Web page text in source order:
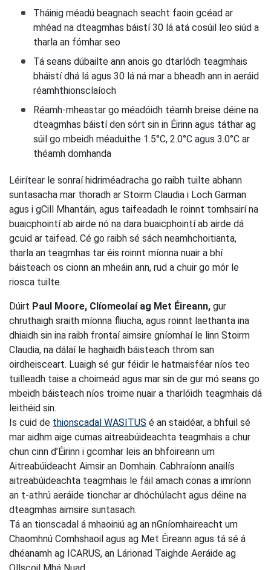
Tháinig méadú beagnach seacht faoin gcéad ar
mhéad na dteagmhas báistí 30 lá atá cosúil leo siúd a
tharla an fómhar seo
Tá seans dúbailte ann anois go dtarlódh teagmhais
bháistí dhá lá agus 30 lá ná mar a bheadh ann in aeráid
réamhthionsclaíoch
Réamh-mheastar go méadóidh téamh breise déine na
dteagmhas báistí den sórt sin in Éirinn agus táthar ag
súil go mbeidh méaduithe 1.5°C, 2.0°C agus 3.0°C ar
théamh domhanda
Léirítear le sonraí hidriméadracha go raibh tuilte abhann
suntasacha mar thoradh ar Stoirm Claudia i Loch Garman
agus i gCill Mhantáin, agus taifeadadh le roinnt tomhsairí na
buaicphointí ab airde nó na dara buaicphointí ab airde dá
gcuid ar taifead. Cé go raibh sé sách neamhchoitianta,
tharla an teagmhas tar éis roinnt míonna nuair a bhí
báisteach os cionn an mheáin ann, rud a chuir go mór le
riosca tuilte.
Dúirt Paul Moore, Clíomeolaí ag Met Éireann, gur
chruthaigh sraith míonna fliucha, agus roinnt laethanta ina
dhiaidh sin ina raibh frontaí aimsire gníomhaí le linn Stoirm
Claudia, na dálaí le haghaidh báisteach throm san
oirdheisceart. Luaigh sé gur féidir le hatmaisféar níos teo
tuilleadh taise a choimeád agus mar sin de gur mó seans go
mbeidh báisteach níos troime nuair a tharlóidh teagmhais dá
leithéid sin.
Is cuid de thionscadal WASITUS é an staidéar, a bhfuil sé
mar aidhm aige cumas aitreabúideachta teagmhais a chur
chun cinn d’Éirinn i gcomhar leis an bhfoireann um
Aitreabúideacht Aimsir an Domhain. Cabhraíonn anailís
aitreabúideachta teagmhais le fáil amach conas a imríonn
an t-athrú aeráide tionchar ar dhóchúlacht agus déine na
dteagmhas aimsire suntasach.
Tá an tionscadal á mhaoiniú ag an nGníomhaireacht um
Chaomhnú Comhshaoil agus ag Met Éireann agus tá sé á
dhéanamh ag ICARUS, an Lárionad Taighde Aeráide ag